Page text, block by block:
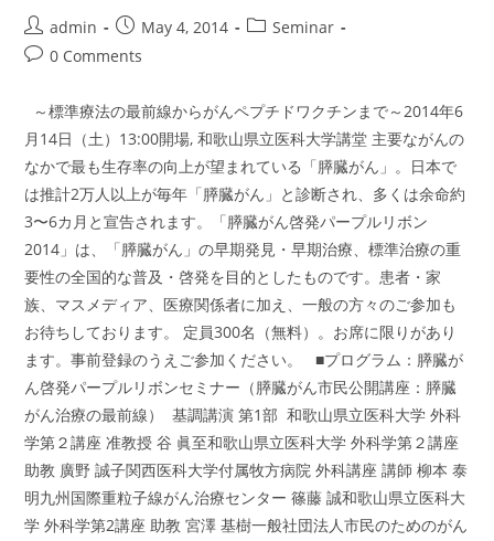
発
パ
ボ
ン
セ
ミ
ナ
ー
2014
In
小
倉
Post
author:
admin
Post
published:
May 4, 2014
PostSeminar
Post0 Comments
～標準療法の最前線からがんペプチドワクチンまで～2014年6
月14日（土）13:00開場, 和歌山県立医科大学講堂 主要ながんの
なかで最も生存率の向上が望まれている「膵臓がん」。日本で
は推計2万人以上が毎年「膵臓がん」と診断され、多くは余命約
3〜6カ月と宣告されます。「膵臓がん啓発パープルリボン
2014」は、「膵臓がん」の早期発見・早期治療、標準治療の重
要性の全国的な普及・啓発を目的としたものです。患者・家
族、マスメディア、医療関係者に加え、一般の方々のご参加も
お待ちしております。 定員300名（無料）。お席に限りがあり
ます。事前登録のうえご参加ください。 ■プログラム：膵臓が
ん啓発パープルリボンセミナー（膵臓がん市民公開講座：膵臓
がん治療の最前線） 基調講演 第1部 和歌山県立医科大学 外科
学第２講座 准教授 谷 眞至和歌山県立医科大学 外科学第２講座
助教 廣野 誠子関西医科大学付属牧方病院 外科講座 講師 柳本 泰
明九州国際重粒子線がん治療センター 篠藤 誠和歌山県立医科大
学 外科学第2講座 助教 宮澤 基樹一般社団法人市民のためのがん